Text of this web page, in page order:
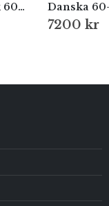
Arne Hovmand-Olsen, Danmark 60-tal Danska
7200 kr